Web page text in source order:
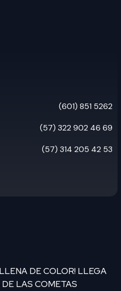
(601) 851 5262
(57) 322 902 46 69
(57) 314 205 42 53
DE COLOR! LLEGA
LAS COMETAS